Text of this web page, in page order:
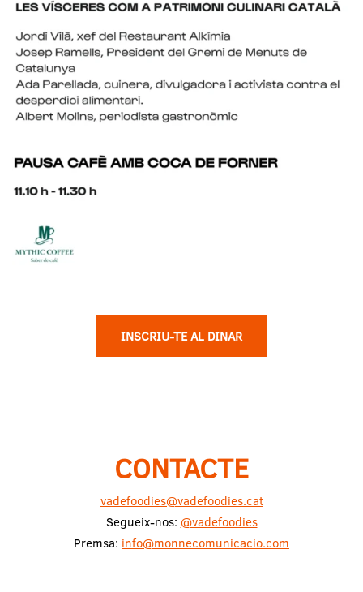
INSCRIU-TE AL DINAR
CONTACTE
vadefoodies@vadefoodies.cat
Segueix-nos: @vadefoodies
Premsa: info@monnecomunicacio.com